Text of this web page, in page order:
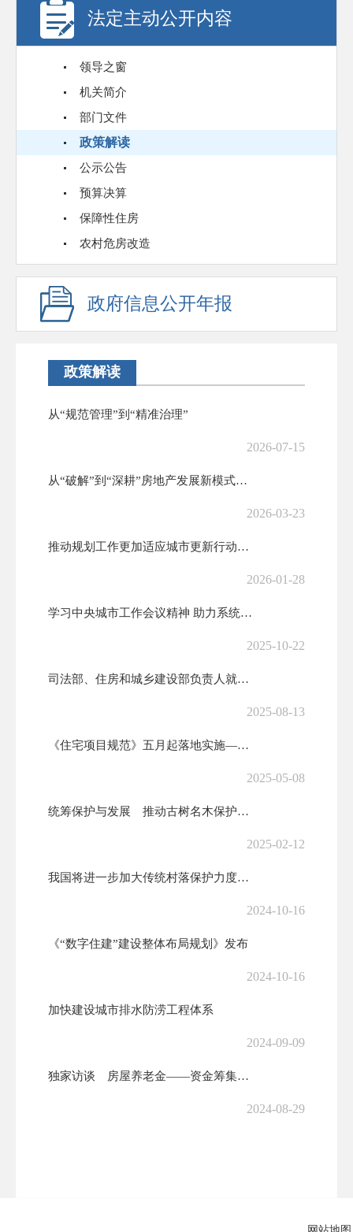
法定主动公开内容
领导之窗
机关简介
部门文件
政策解读
公示公告
预算决算
保障性住房
农村危房改造
政府信息公开年报
政策解读
从“规范管理”到“精准治理”
2026-07-15
从“破解”到“深耕”房地产发展新模式迈入制度落地新阶段
2026-03-23
推动规划工作更加适应城市更新行动需要
2026-01-28
学习中央城市工作会议精神 助力系统任务落实掷地有声
2025-10-22
司法部、住房和城乡建设部负责人就《住房租赁条例》答记者问
2025-08-13
《住宅项目规范》五月起落地实施——『好房子』有了『硬杠杠』
2025-05-08
统筹保护与发展 推动古树名木保护工作高质量发展
2025-02-12
我国将进一步加大传统村落保护力度已保护55.6万栋传统建筑
2024-10-16
《“数字住建”建设整体布局规划》发布
2024-10-16
加快建设城市排水防涝工程体系
2024-09-09
独家访谈 房屋养老金——资金筹集多渠道 百姓可吃定心丸
2024-08-29